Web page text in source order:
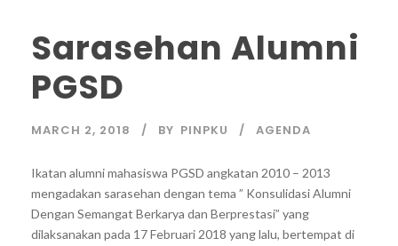
Sarasehan Alumni
PGSD
MARCH 2, 2018 BY PINPKU AGENDA
Ikatan alumni mahasiswa PGSD angkatan 2010 – 2013
mengadakan sarasehan dengan tema ” Konsulidasi Alumni
Dengan Semangat Berkarya dan Berprestasi” yang
dilaksanakan pada 17 Februari 2018 yang lalu, bertempat di